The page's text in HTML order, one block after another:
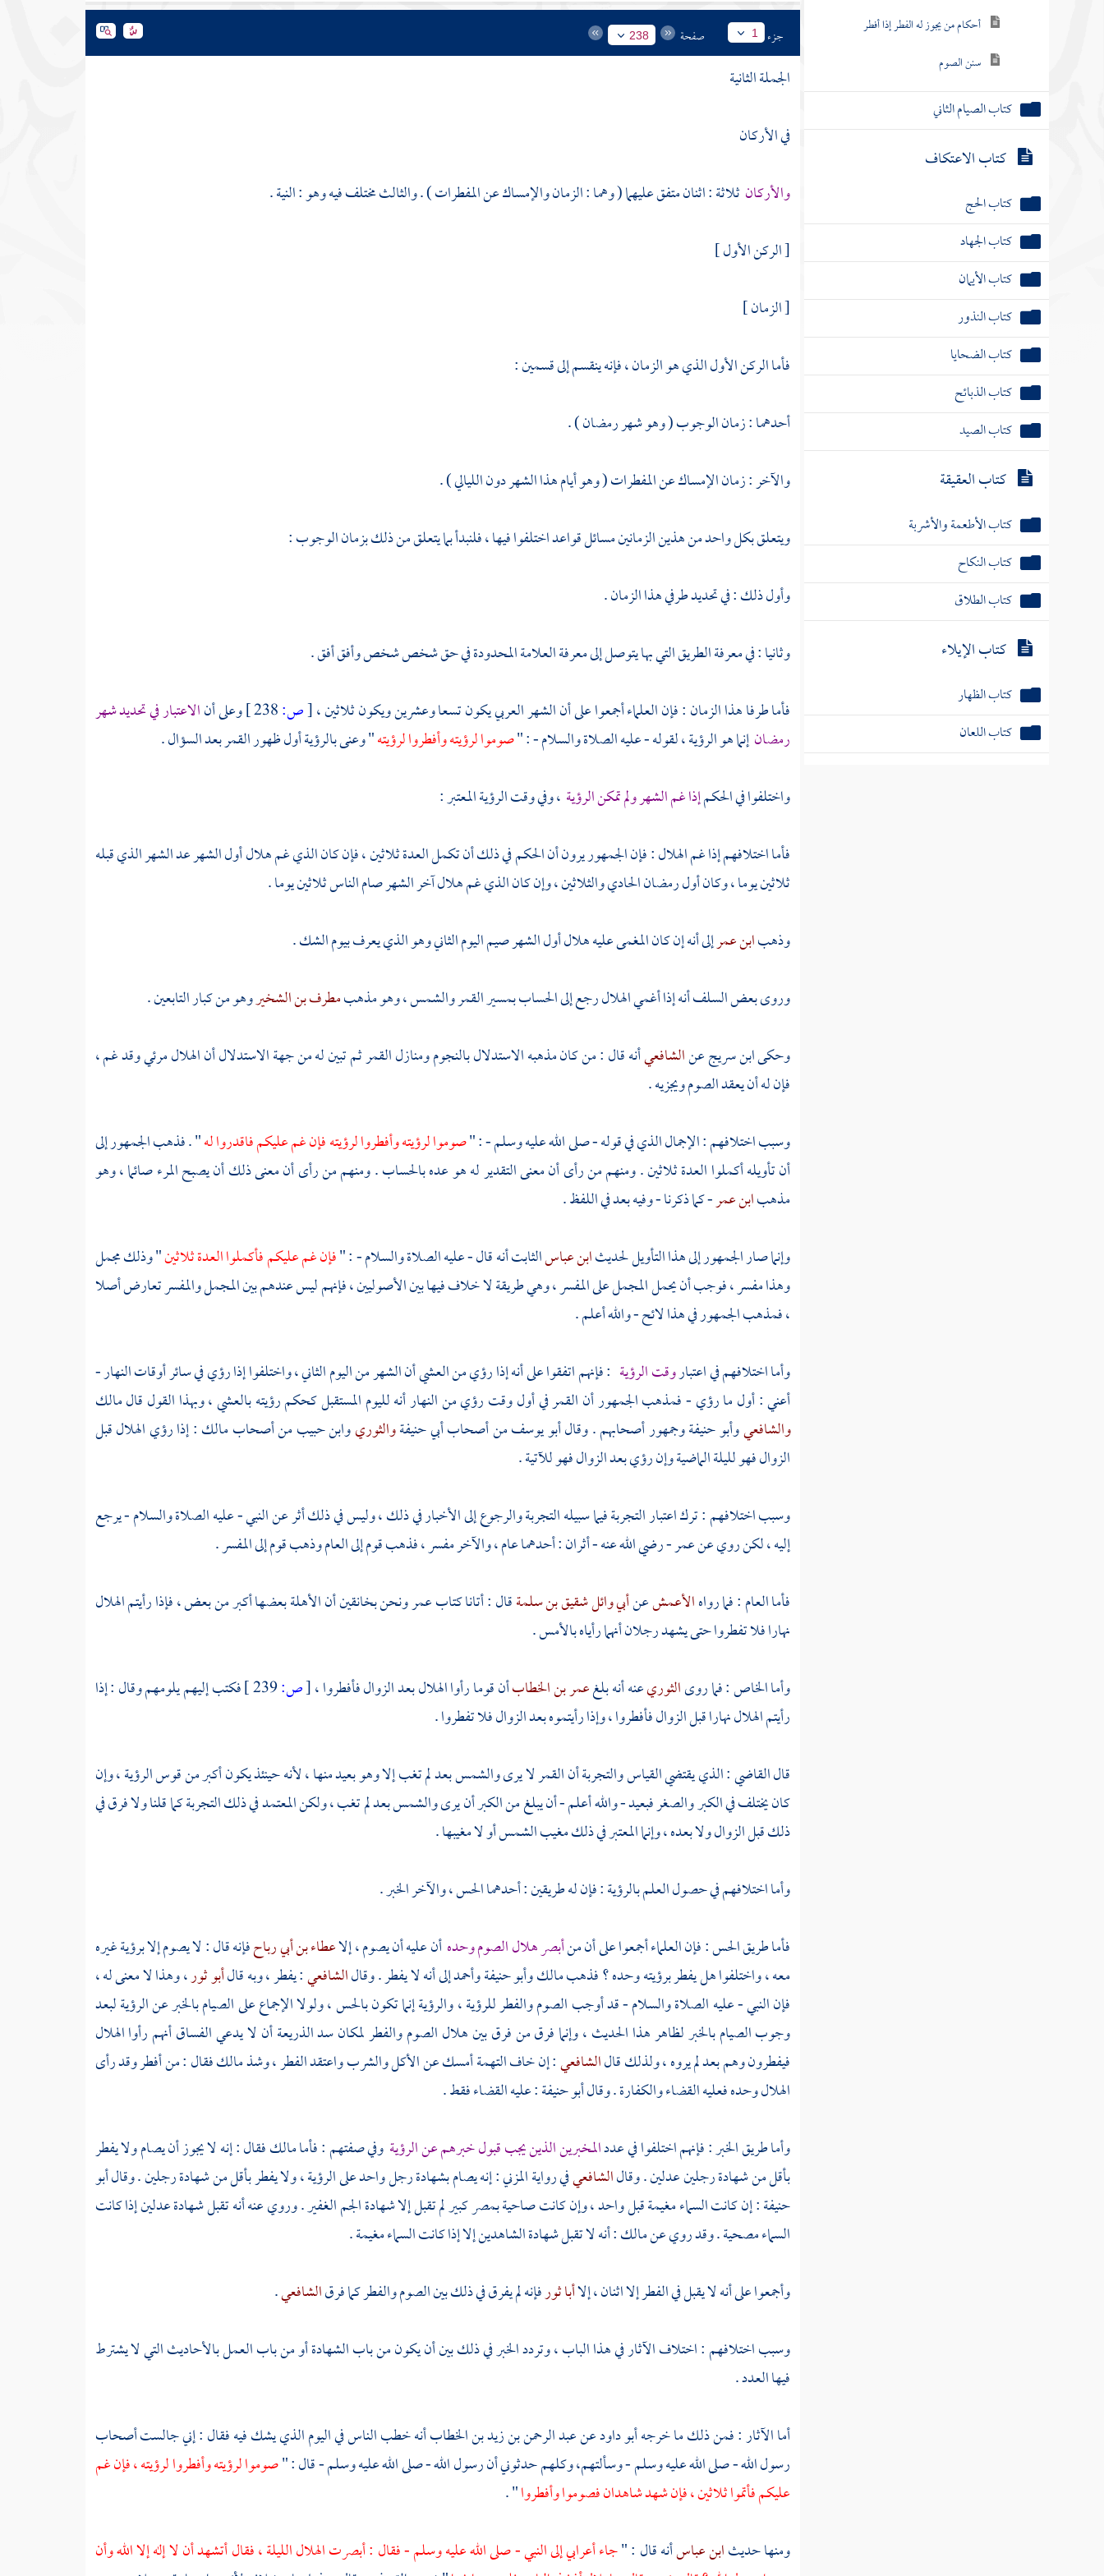
أحكام من يجوز له الفطر إذا أفطر
سنن الصوم
كتاب الصيام الثاني
كتاب الاعتكاف
كتاب الحج
كتاب الجهاد
كتاب الأيمان
كتاب النذور
كتاب الضحايا
كتاب الذبائح
كتاب الصيد
كتاب العقيقة
كتاب الأطعمة والأشربة
كتاب النكاح
كتاب الطلاق
كتاب الإيلاء
كتاب الظهار
كتاب اللعان
جزء 1 صفحة 238
الجملة الثانية
في الأركان
والأركان ثلاثة : اثنان متفق عليهما ( وهما : الزمان والإمساك عن المفطرات ) . والثالث مختلف فيه وهو : النية .
[ الركن الأول ]
[ الزمان ]
فأما الركن الأول الذي هو الزمان ، فإنه ينقسم إلى قسمين :
أحدهما : زمان الوجوب ( وهو شهر رمضان ) .
والآخر : زمان الإمساك عن المفطرات ( وهو أيام هذا الشهر دون الليالي ) .
ويتعلق بكل واحد من هذين الزمانين مسائل قواعد اختلفوا فيها ، فلنبدأ بما يتعلق من ذلك بزمان الوجوب :
وأول ذلك : في تحديد طرفي هذا الزمان .
وثانيا : في معرفة الطريق التي بها يتوصل إلى معرفة العلامة المحدودة في حق شخص شخص وأفق أفق .
فأما طرفا هذا الزمان : فإن العلماء أجمعوا على أن الشهر العربي يكون تسعا وعشرين ويكون ثلاثين ،[ص: وعلى أنالاعتبار في تحديد شهر
رمضانإنما هو الرؤية ، لقوله - عليه الصلاة والسلام - : "صوموا لرؤيته وأفطروا لرؤيته" وعنى بالرؤية أول ظهور القمر بعد السؤال .
واختلفوا في الحكمإذا غم الشهر ولم تمكن الرؤية ، وفي وقت الرؤية المعتبر :
فأما اختلافهم إذا غم الهلال : فإن الجمهور يرون أن الحكم في ذلك أن تكمل العدة ثلاثين ، فإن كان الذي غم هلال أول الشهر عد الشهر الذي قبله
ثلاثين يوما ، وكان أول رمضان الحادي والثلاثين ، وإن كان الذي غم هلال آخر الشهر صام الناس ثلاثين يوما .
وذهبابن عمرإلى أنه إن كان المغمى عليه هلال أول الشهر صيم اليوم الثاني وهو الذي يعرف بيوم الشك .
وروى بعض السلف أنه إذا أغمي الهلال رجع إلى الحساب بمسير القمر والشمس ، وهو مذهبمطرف بن الشخيروهو من كبار التابعين .
وحكىابن سريجعنالشافعيأنه قال : من كان مذهبه الاستدلال بالنجوم ومنازل القمر ثم تبين له من جهة الاستدلال أن الهلال مرئي وقد غم ،
فإن له أن يعقد الصوم ويجزيه .
وسبب اختلافهم : الإجمال الذي في قوله - صلى الله عليه وسلم - : "صوموا لرؤيته وأفطروا لرؤيته فإن غم عليكم فاقدروا له" . فذهب الجمهور إلى
أن تأويله أكملوا العدة ثلاثين . ومنهم من رأى أن معنى التقدير له هو عده بالحساب . ومنهم من رأى أن معنى ذلك أن يصبح المرء صائما ، وهو
مذهبابن عمر- كما ذكرنا - وفيه بعد في اللفظ .
وإنما صار الجمهور إلى هذا التأويل لحديثابن عباسالثابت أنه قال - عليه الصلاة والسلام - : "فإن غم عليكم فأكملوا العدة ثلاثين" وذلك مجمل
وهذا مفسر ، فوجب أن يحمل المجمل على المفسر ، وهي طريقة لا خلاف فيها بين الأصوليين ، فإنهم ليس عندهم بين المجمل والمفسر تعارض أصلا
، فمذهب الجمهور في هذا لائح - والله أعلم .
وأما اختلافهم في اعتباروقت الرؤية : فإنهم اتفقوا على أنه إذا رؤي من العشي أن الشهر من اليوم الثاني ، واختلفوا إذا رؤي في سائر أوقات النهار -
أعني : أول ما رؤي - فمذهب الجمهور أن القمر في أول وقت رؤي من النهار أنه لليوم المستقبل كحكم رؤيته بالعشي ، وبهذا القول قالمالك
والشافعيوأبو حنيفةوجمهور أصحابهم . وقالأبو يوسفمن أصحابأبي حنيفةوالثوريوابن حبيبمن أصحابمالك: إذا رؤي الهلال قبل
الزوال فهو لليلة الماضية وإن رؤي بعد الزوال فهو للآتية .
وسبب اختلافهم : ترك اعتبار التجربة فيما سبيله التجربة والرجوع إلى الأخبار في ذلك ، وليس في ذلك أثر عن النبي - عليه الصلاة والسلام - يرجع
إليه ، لكن روي عنعمر- رضي الله عنه - أثران : أحدهما عام ، والآخر مفسر ، فذهب قوم إلى العام وذهب قوم إلى المفسر .
فأما العام : فما رواهالأعمشعنأبي وائل شقيق بن سلمةقال : أتانا كتابعمرونحن بخانقين أن الأهلة بعضها أكبر من بعض ، فإذا رأيتم الهلال
نهارا فلا تفطروا حتى يشهد رجلان أنهما رأياه بالأمس .
وأما الخاص : فما روىالثوريعنه أنه بلغعمر بن الخطابأن قوما رأوا الهلال بعد الزوال فأفطروا ،[ص:
فكتب إليهم يلومهم وقال : إذا
رأيتم الهلال نهارا قبل الزوال فأفطروا ، وإذا رأيتموه بعد الزوال فلا تفطروا .
قال القاضي : الذي يقتضي القياس والتجربة أن القمر لا يرى والشمس بعد لم تغب إلا وهو بعيد منها ، لأنه حينئذ يكون أكبر من قوس الرؤية ، وإن
كان يختلف في الكبر والصغر فبعيد - والله أعلم - أن يبلغ من الكبر أن يرى والشمس بعد لم تغب ، ولكن المعتمد في ذلك التجربة كما قلنا ولا فرق في
ذلك قبل الزوال ولا بعده ، وإنما المعتبر في ذلك مغيب الشمس أو لا مغيبها .
وأما اختلافهم في حصول العلم بالرؤية : فإن له طريقين : أحدهما الحس ، والآخر الخبر .
فأما طريق الحس : فإن العلماء أجمعوا على أن منأبصر هلال الصوم وحدهأن عليه أن يصوم ، إلاعطاء بن أبي رباحفإنه قال : لا يصوم إلا برؤية غيره
معه ، واختلفوا هل يفطر برؤيته وحده ؟ فذهبمالكوأبو حنيفةوأحمدإلى أنه لا يفطر . وقالالشافعي: يفطر ، وبه قالأبو ثور، وهذا لا معنى له ،
فإن النبي - عليه الصلاة والسلام - قد أوجب الصوم والفطر للرؤية ، والرؤية إنما تكون بالحس ، ولولا الإجماع على الصيام بالخبر عن الرؤية لبعد
وجوب الصيام بالخبر لظاهر هذا الحديث ، وإنما فرق من فرق بين هلال الصوم والفطر لمكان سد الذريعة أن لا يدعي الفساق أنهم رأوا الهلال
فيفطرون وهم بعد لم يروه ، ولذلك قالالشافعي: إن خاف التهمة أمسك عن الأكل والشرب واعتقد الفطر ، وشذمالكفقال : من أفطر وقد رأى
الهلال وحده فعليه القضاء والكفارة . وقالأبو حنيفة: عليه القضاء فقط .
وأما طريق الخبر : فإنهم اختلفوا في عددالمخبرين الذين يجب قبول خبرهم عن الرؤية وفي صفتهم : فأمامالكفقال : إنه لا يجوز أن يصام ولا يفطر
بأقل من شهادة رجلين عدلين . وقالالشافعيفي روايةالمزني: إنه يصام بشهادة رجل واحد على الرؤية ، ولا يفطر بأقل من شهادة رجلين . وقالأبو
حنيفة: إن كانت السماء مغيمة قبل واحد ، وإن كانت صاحية بمصر كبير لم تقبل إلا شهادة الجم الغفير . وروي عنه أنه تقبل شهادة عدلين إذا كانت
السماء مصحية . وقد روي عنمالك: أنه لا تقبل شهادة الشاهدين إلا إذا كانت السماء مغيمة .
وأجمعوا على أنه لا يقبل في الفطر إلا اثنان ، إلاأبا ثورفإنه لم يفرق في ذلك بين الصوم والفطر كما فرقالشافعي.
وسبب اختلافهم : اختلاف الآثار في هذا الباب ، وتردد الخبر في ذلك بين أن يكون من باب الشهادة أو من باب العمل بالأحاديث التي لا يشترط
فيها العدد .
أما الآثار : فمن ذلك ما خرجهأبو داودعنعبد الرحمن بن زيد بن الخطابأنه خطب الناس في اليوم الذي يشك فيه فقال : إني جالست أصحاب
رسول الله - صلى الله عليه وسلم - وسألتهم، وكلهم حدثوني أن رسول الله - صلى الله عليه وسلم - قال : "صوموا لرؤيته وأفطروا لرؤيته ، فإن غم
عليكم فأتموا ثلاثين ، فإن شهد شاهدان فصوموا وأفطروا" .
ومنها حديثابن عباسأنه قال : "جاء أعرابي إلى النبي - صلى الله عليه وسلم - فقال : أبصرت الهلال الليلة ، فقال أتشهد أن لا إله إلا الله وأن